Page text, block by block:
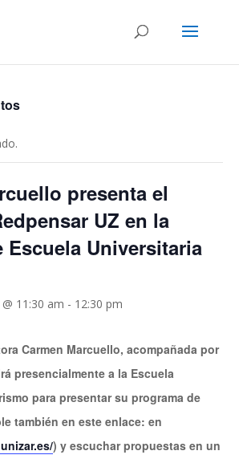
presenta el
UZ en la
Escuela Universitaria
11:30 am - 12:30 pm
Carmen Marcuello, acompañada por
presencialmente a la Escuela
para presentar su programa de
también en este enlace: en
) y escuchar propuestas en un